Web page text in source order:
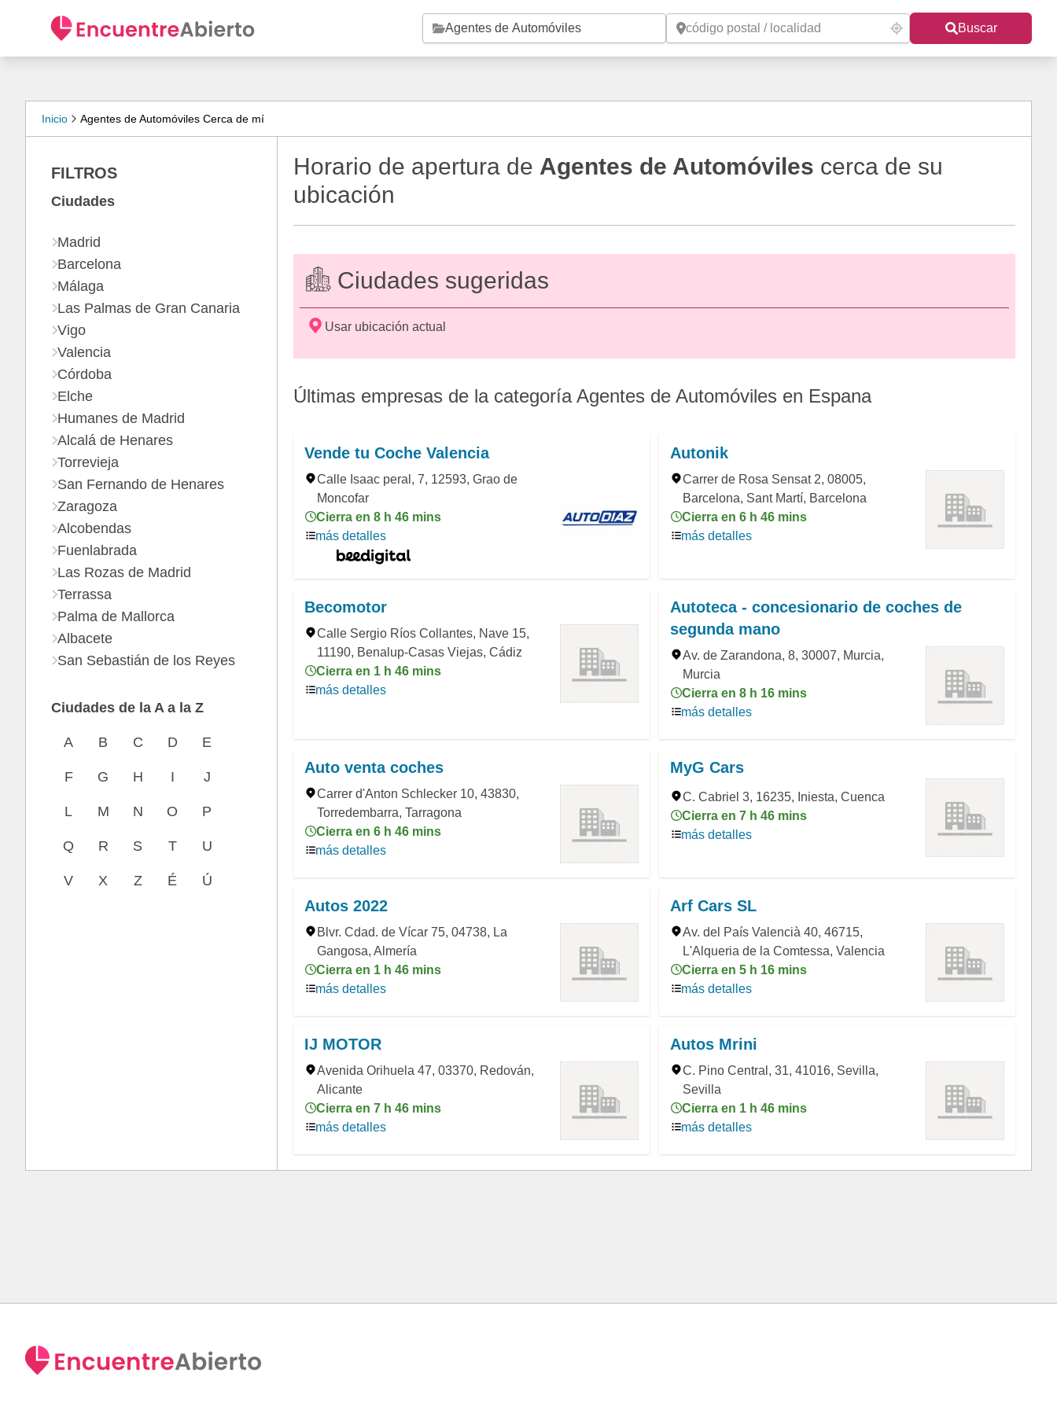
Buscar
Inicio Agentes de Automóviles Cerca de mí
Horario de apertura de Agentes de Automóviles cerca de su
ubicación
Ciudades sugeridas
Usar ubicación actual
Últimas empresas de la categoría Agentes de Automóviles en Espana
Vende tu Coche Valencia
Calle Isaac peral, 7, 12593, Grao de
Moncofar
Cierra en 8 h 46 mins
más detalles
Autonik
Carrer de Rosa Sensat 2, 08005,
Barcelona, Sant Martí, Barcelona
Cierra en 6 h 46 mins
más detalles
Becomotor
Calle Sergio Ríos Collantes, Nave 15,
11190, Benalup-Casas Viejas, Cádiz
Cierra en 1 h 46 mins
más detalles
Autoteca - concesionario de coches de
segunda mano
Av. de Zarandona, 8, 30007, Murcia,
Murcia
Cierra en 8 h 16 mins
más detalles
Auto venta coches
Carrer d'Anton Schlecker 10, 43830,
Torredembarra, Tarragona
Cierra en 6 h 46 mins
más detalles
MyG Cars
C. Cabriel 3, 16235, Iniesta, Cuenca
Cierra en 7 h 46 mins
más detalles
Autos 2022
Blvr. Cdad. de Vícar 75, 04738, La
Gangosa, Almería
Cierra en 1 h 46 mins
más detalles
Arf Cars SL
Av. del País Valencià 40, 46715,
L'Alqueria de la Comtessa, Valencia
Cierra en 5 h 16 mins
más detalles
IJ MOTOR
Avenida Orihuela 47, 03370, Redován,
Alicante
Cierra en 7 h 46 mins
más detalles
Autos Mrini
C. Pino Central, 31, 41016, Sevilla,
Sevilla
Cierra en 1 h 46 mins
más detalles
FILTROS
Ciudades
Madrid
Barcelona
Málaga
Las Palmas de Gran Canaria
Vigo
Valencia
Córdoba
Elche
Humanes de Madrid
Alcalá de Henares
Torrevieja
San Fernando de Henares
Zaragoza
Alcobendas
Fuenlabrada
Las Rozas de Madrid
Terrassa
Palma de Mallorca
Albacete
San Sebastián de los Reyes
Ciudades de la A a la Z
A B C D E
F G H I J
L M N O P
Q R S T U
V X Z É Ú